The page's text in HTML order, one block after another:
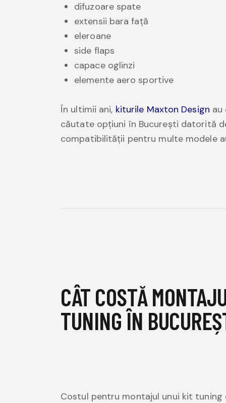
difuzoare spate
extensii bara față
eleroane
side flaps
capace oglinzi
elemente aero sportive
În ultimii ani, kiturile Maxton Design au
căutate opțiuni în București datorită
compatibilității pentru multe modele
CÂT COSTĂ
TUNING ÎN
Costul pentru montajul unui kit